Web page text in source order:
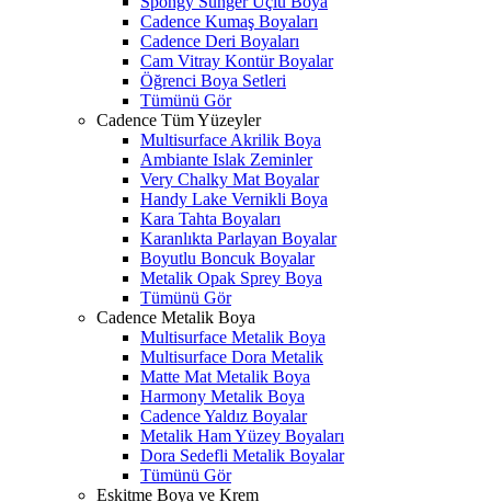
Cadence Kumaş Boyaları
Cadence Deri Boyaları
Cam Vitray Kontür Boyalar
Öğrenci Boya Setleri
Tümünü Gör
Cadence Tüm Yüzeyler
Multisurface Akrilik Boya
Ambiante Islak Zeminler
Very Chalky Mat Boyalar
Handy Lake Vernikli Boya
Kara Tahta Boyaları
Karanlıkta Parlayan Boyalar
Boyutlu Boncuk Boyalar
Metalik Opak Sprey Boya
Tümünü Gör
Cadence Metalik Boya
Multisurface Metalik Boya
Multisurface Dora Metalik
Matte Mat Metalik Boya
Harmony Metalik Boya
Cadence Yaldız Boyalar
Metalik Ham Yüzey Boyaları
Dora Sedefli Metalik Boyalar
Tümünü Gör
Eskitme Boya ve Krem